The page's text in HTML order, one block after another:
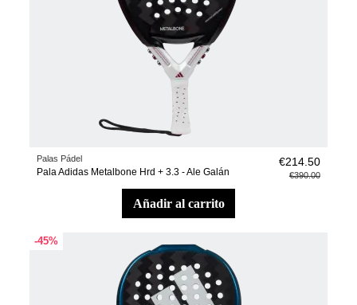
Palas Pádel
Pala Adidas Metalbone Hrd + 3.3 - Ale Galán
€214.50
€390.00
añadir al carrito
-45%